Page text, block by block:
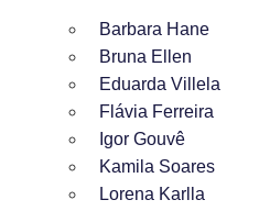
Barbara Hane
Bruna Ellen
Eduarda Villela
Flávia Ferreira
Igor Gouvê
Kamila Soares
Lorena Karlla